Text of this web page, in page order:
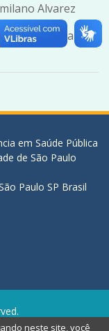
neste site, você
Alvarez
de Souza
em Saúde Pública
de São Paulo
Paulo SP Brasil